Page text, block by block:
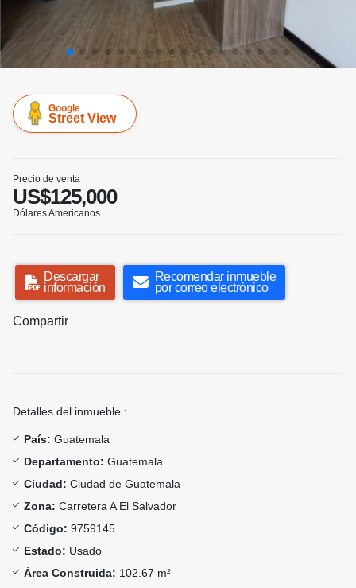
Google
Street View
Precio de venta
US$125,000
Dólares Americanos
Descargar
información
Recomendar inmueble
por correo electrónico
Compartir
Detalles del inmueble :
País: Guatemala
Departamento: Guatemala
Ciudad: Ciudad de Guatemala
Zona: Carretera A El Salvador
Código: 9759145
Estado: Usado
Área Construida: 102.67 m²